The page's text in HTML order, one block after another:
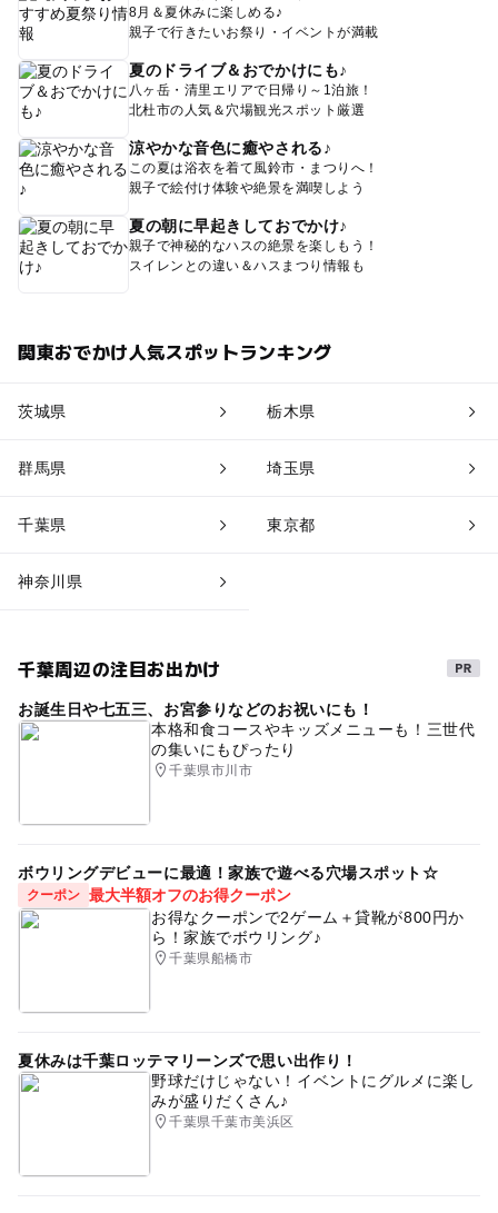
8月＆夏休みに楽しめる♪
親子で行きたいお祭り・イベントが満載
夏のドライブ＆おでかけにも♪
八ヶ岳・清里エリアで日帰り～1泊旅！
北杜市の人気＆穴場観光スポット厳選
涼やかな音色に癒やされる♪
この夏は浴衣を着て風鈴市・まつりへ！
親子で絵付け体験や絶景を満喫しよう
夏の朝に早起きしておでかけ♪
親子で神秘的なハスの絶景を楽しもう！
スイレンとの違い＆ハスまつり情報も
関東おでかけ人気スポットランキング
茨城県 栃木県
群馬県 埼玉県
千葉県 東京都
神奈川県
千葉周辺の注目お出かけ
お誕生日や七五三、お宮参りなどのお祝いにも！
本格和食コースやキッズメニューも！三世代
の集いにもぴったり
千葉県市川市
ボウリングデビューに最適！家族で遊べる穴場スポット☆
クーポン 最大半額オフのお得クーポン
お得なクーポンで2ゲーム＋貸靴が800円か
ら！家族でボウリング♪
千葉県船橋市
夏休みは千葉ロッテマリーンズで思い出作り！
野球だけじゃない！イベントにグルメに楽し
みが盛りだくさん♪
千葉県千葉市美浜区